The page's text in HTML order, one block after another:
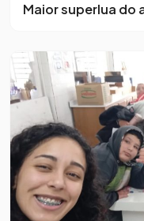
Maior superlua do